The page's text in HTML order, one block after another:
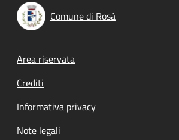
Comune di Rosà
Footer menu
Area riservata
Crediti
Informativa privacy
Note legali